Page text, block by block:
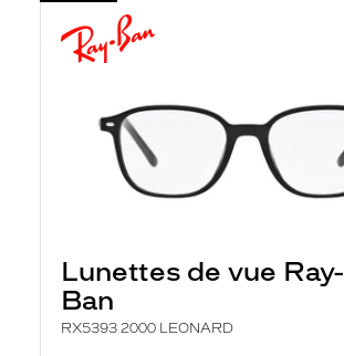
Lunettes de vue Ray-
Ban
RX5393 2000 LEONARD